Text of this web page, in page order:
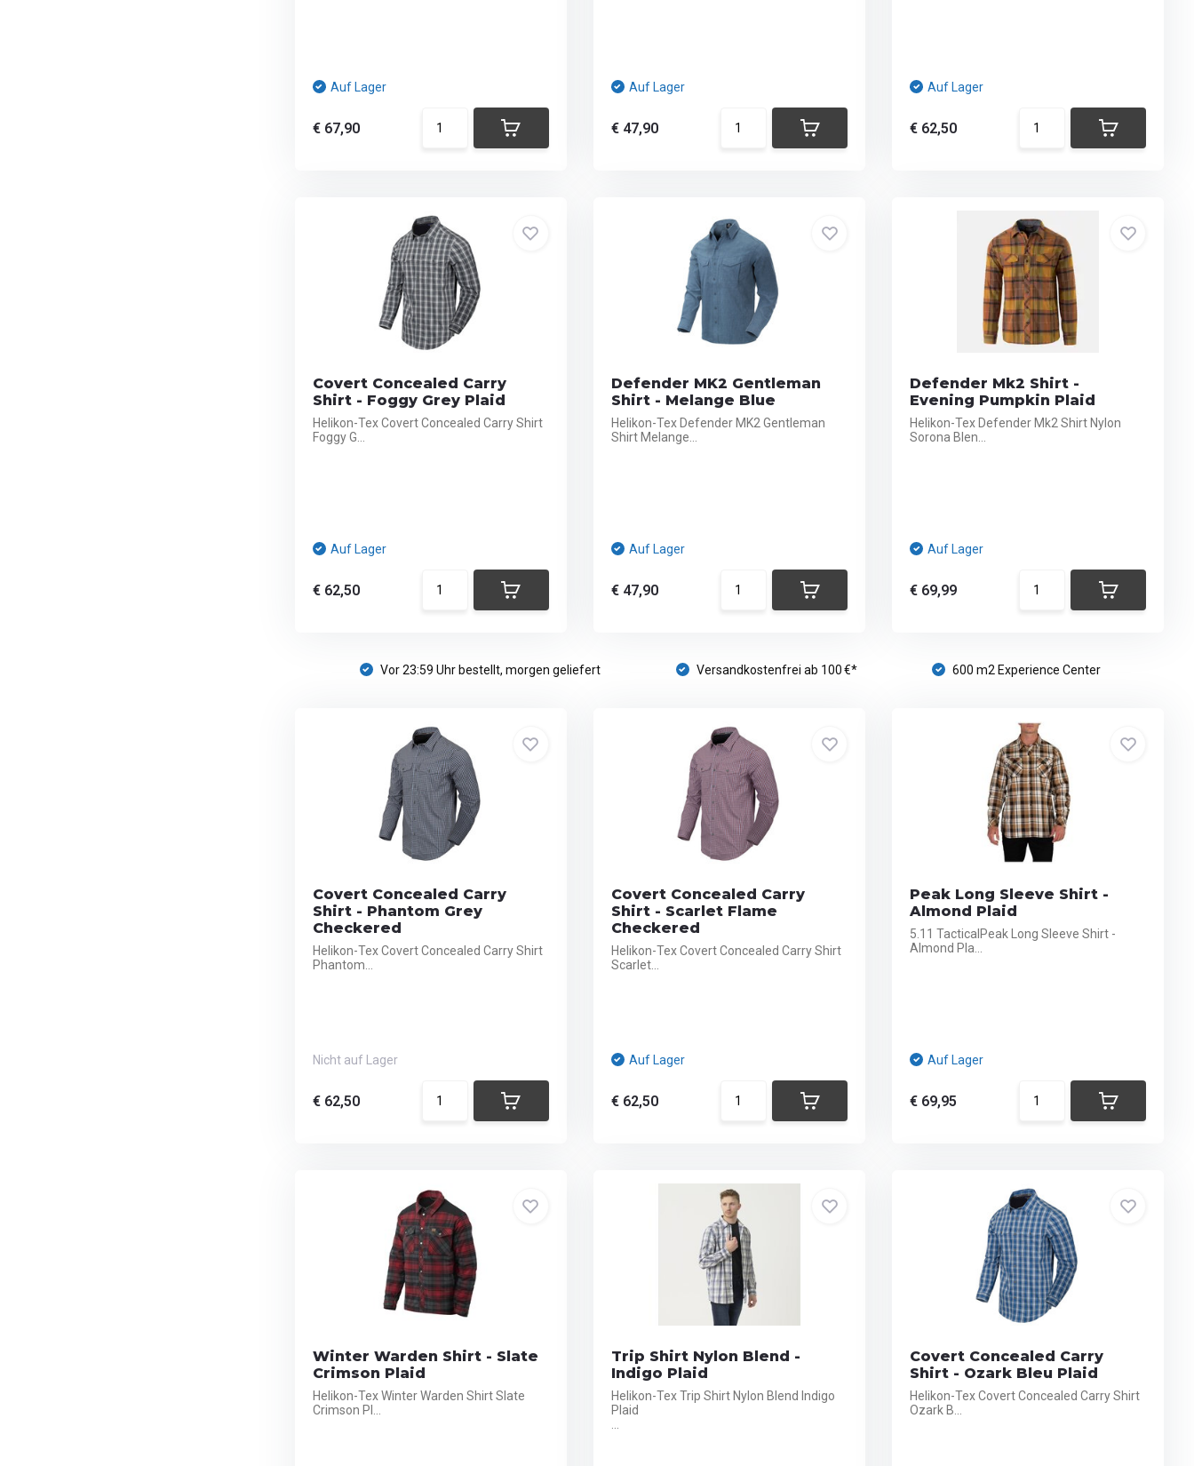
Auf Lager
€ 67,90
Auf Lager
€ 47,90
Auf Lager
€ 62,50
Covert Concealed Carry
Shirt - Foggy Grey Plaid
Helikon-Tex Covert Concealed Carry Shirt
Foggy G...
Auf Lager
€ 62,50
Defender MK2 Gentleman
Shirt - Melange Blue
Helikon-Tex Defender MK2 Gentleman
Shirt Melange...
Auf Lager
€ 47,90
Defender Mk2 Shirt -
Evening Pumpkin Plaid
Helikon-Tex Defender Mk2 Shirt Nylon
Sorona Blen...
Auf Lager
€ 69,99
Vor 23:59 Uhr bestellt, morgen geliefert Versandkostenfrei ab 100 €* 600 m2 Experience Center
Covert Concealed Carry
Shirt - Phantom Grey
Checkered
Helikon-Tex Covert Concealed Carry Shirt
Phantom...
Nicht auf Lager
€ 62,50
Covert Concealed Carry
Shirt - Scarlet Flame
Checkered
Helikon-Tex Covert Concealed Carry Shirt
Scarlet...
Auf Lager
€ 62,50
Peak Long Sleeve Shirt -
Almond Plaid
5.11 TacticalPeak Long Sleeve Shirt -
Almond Pla...
Auf Lager
€ 69,95
Winter Warden Shirt - Slate
Crimson Plaid
Helikon-Tex Winter Warden Shirt Slate
Crimson Pl...
Trip Shirt Nylon Blend -
Indigo Plaid
Helikon-Tex Trip Shirt Nylon Blend Indigo
Plaid
Covert Concealed Carry
Shirt - Ozark Bleu Plaid
Helikon-Tex Covert Concealed Carry Shirt
Ozark B...